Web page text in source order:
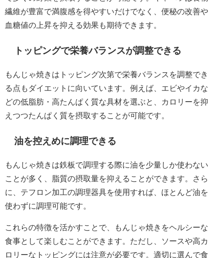
繊維が豊富で満腹感を得やすいだけでなく、便秘の改善や
血糖値の上昇を抑える効果も期待できます。
トッピングで栄養バランスが調整できる
もんじゃ焼きはトッピング次第で栄養バランスを調整でき
る点もダイエットに向いています。例えば、エビやイカな
どの低脂肪・高たんぱく質な具材を選ぶと、カロリーを抑
えつつたんぱく質を摂取することが可能です。
油を控えめに調理できる
もんじゃ焼きは鉄板で調理する際に油を少量しか使わない
ことが多く、脂質の摂取量を抑えることができます。さら
に、テフロン加工の調理器具を使用すれば、ほとんど油を
使わずに調理可能です。
これらの特徴を活かすことで、もんじゃ焼きをヘルシーな
食事として楽しむことができます。ただし、ソースや高カ
ロリーなトッピングには注意が必要です。適切に選んで食